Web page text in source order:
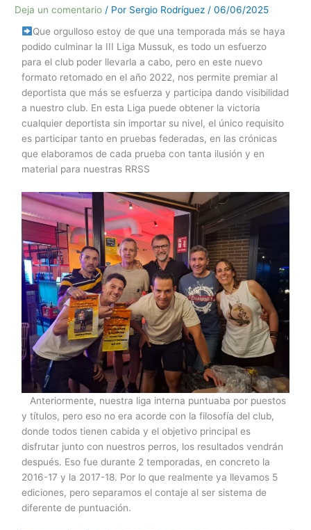
Deja un comentario / Por Sergio Rodríguez /06/06/2025
Que orgulloso estoy de que una temporada más se haya
podido culminar la III Liga Mussuk, es todo un esfuerzo
para el club poder llevarla a cabo, pero en este nuevo
formato retomado en el año 2022, nos permite premiar al
deportista que más se esfuerza y participa dando visibilidad
a nuestro club. En esta Liga puede obtener la victoria
cualquier deportista sin importar su nivel, el único requisito
es participar tanto en pruebas federadas, en las crónicas
que elaboramos de cada prueba con tanta ilusión y en
material para nuestras RRSS
Anteriormente, nuestra liga interna puntuaba por puestos
y títulos, pero eso no era acorde con la filosofía del club,
donde todos tienen cabida y el objetivo principal es
disfrutar junto con nuestros perros, los resultados vendrán
después. Eso fue durante 2 temporadas, en concreto la
2016-17 y la 2017-18. Por lo que realmente ya llevamos 5
ediciones, pero separamos el contaje al ser sistema de
diferente de puntuación.